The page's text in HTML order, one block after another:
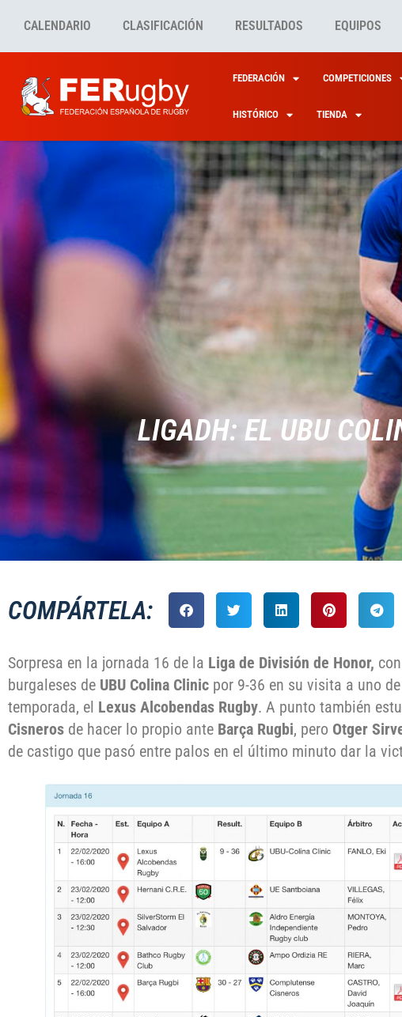
CALENDARIO CLASIFICACIÓN RESULTADOS EQUIPOS
FEDERACIÓN COMPETICIONES
HISTÓRICO TIENDA
LIGADH: EL UBU
COMPÁRTELA:
Sorpresa en la jornada 16 de la Liga de División de Honor,
burgaleses de UBU Colina Clinic por 9-36 en su visita a uno
temporada, el Lexus Alcobendas Rugby. A punto también
Cisneros de hacer lo propio ante Barça Rugbi, pero Otger
de castigo que pasó entre palos en el último minuto dar la